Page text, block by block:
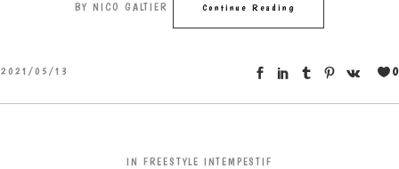
BY NICO GALTIER Continue Reading
2021/05/13 0
IN FREESTYLE INTEMPESTIF